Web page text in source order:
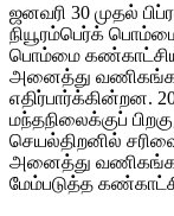
ஜனவரி 30 முதல்
நியூரம்பெர்க்
பொம்மை
அனைத்து
எதிர்பார்க்கின்றன.
மந்தநிலைக்குப்
செயல்திறனில்
அனைத்து
மேம்படுத்த